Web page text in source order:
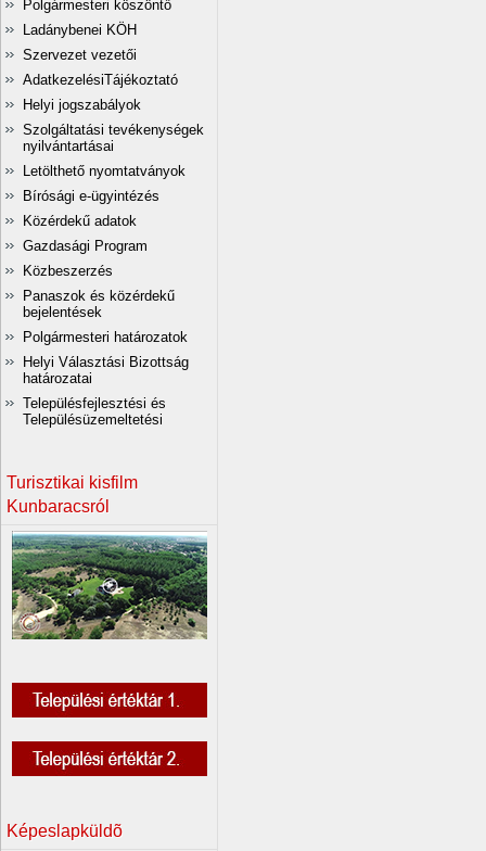
Polgármesteri köszöntő
Ladánybenei KÖH
Szervezet vezetői
AdatkezelésiTájékoztató
Helyi jogszabályok
Szolgáltatási tevékenységek
nyilvántartásai
Letölthető nyomtatványok
Bírósági e-ügyintézés
Közérdekű adatok
Gazdasági Program
Közbeszerzés
Panaszok és közérdekű
bejelentések
Polgármesteri határozatok
Helyi Választási Bizottság
határozatai
Településfejlesztési és
Településüzemeltetési
Turisztikai kisfilm
Kunbaracsról
Képeslapküldõ